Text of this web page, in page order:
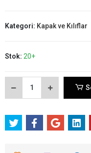
Kategori: Kapak ve Kılıflar
Stok: 20+